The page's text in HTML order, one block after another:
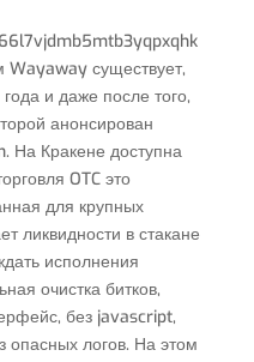
существует,
и даже после того,
анонсирован
На Кракене доступна
OTC это
для крупных
ликвидности в стакане
исполнения
очистка битков,
без javascript,
опасных логов. На этом